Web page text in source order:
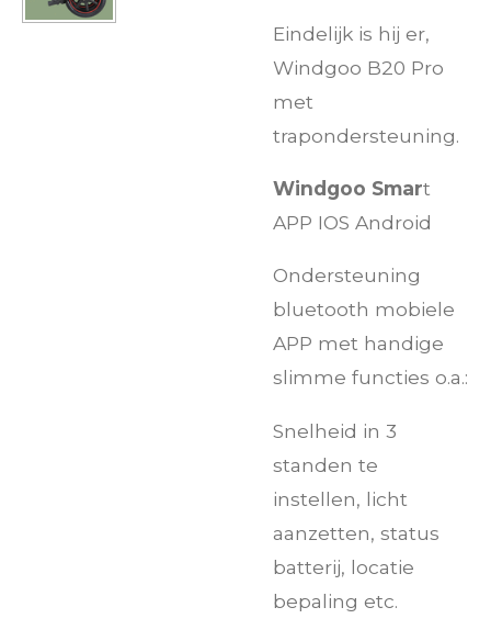
Eindelijk is hij er,
Windgoo B20 Pro
met
trapondersteuning.
Windgoo Smart
APP IOS Android
Ondersteuning
bluetooth mobiele
APP met handige
slimme functies o.a.:
Snelheid in 3
standen te
instellen, licht
aanzetten, status
batterij, locatie
bepaling etc.